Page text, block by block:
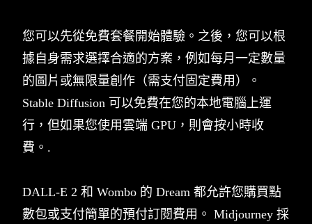
您可以先從免費套餐開始體驗。之後，您可以根
據自身需求選擇合適的方案，例如每月一定數量
的圖片或無限量創作（需支付固定費用）。
Stable Diffusion 可以免費在您的本地電腦上運
行，但如果您使用雲端 GPU，則會按小時收
費。.
DALL-E 2 和 Wombo 的 Dream 都允許您購買點
數包或支付簡單的預付訂閱費用。 Midjourney 採